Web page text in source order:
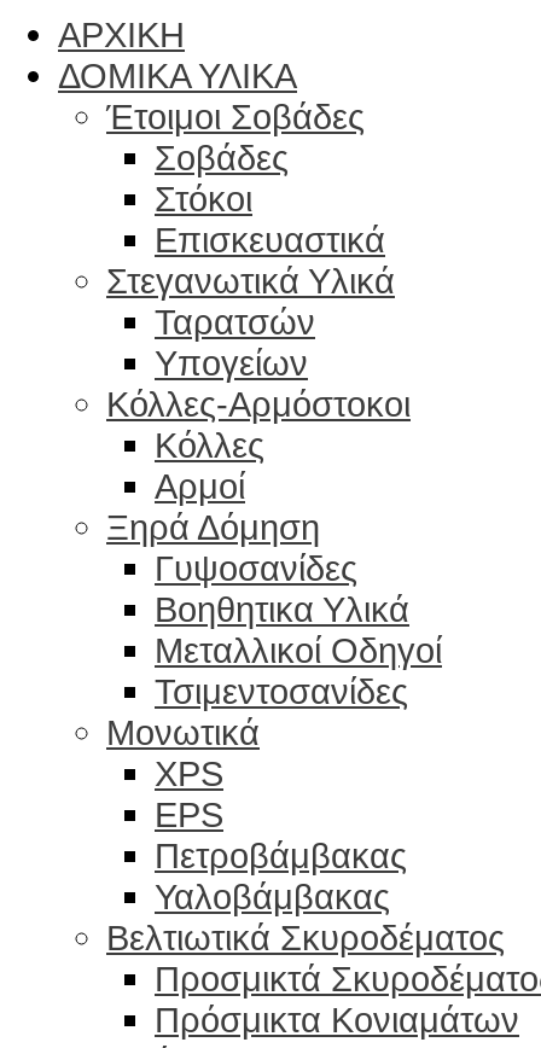
ΑΡΧΙΚΗ
ΔΟΜΙΚΑ ΥΛΙΚΑ
Έτοιμοι Σοβάδες
Σοβάδες
Στόκοι
Επισκευαστικά
Στεγανωτικά Υλικά
Ταρατσών
Υπογείων
Κόλλες-Αρμόστοκοι
Κόλλες
Αρμοί
Ξηρά Δόμηση
Γυψοσανίδες
Βοηθητικα Υλικά
Μεταλλικοί Οδηγοί
Τσιμεντοσανίδες
Μονωτικά
XPS
EPS
Πετροβάμβακας
Υαλοβάμβακας
Βελτιωτικά Σκυροδέματος
Προσμικτά
Πρόσμικτα Κονιαμάτων